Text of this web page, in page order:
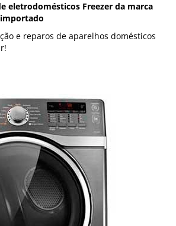
eletrodomésticos Freezer da marca
e reparos de aparelhos domésticos